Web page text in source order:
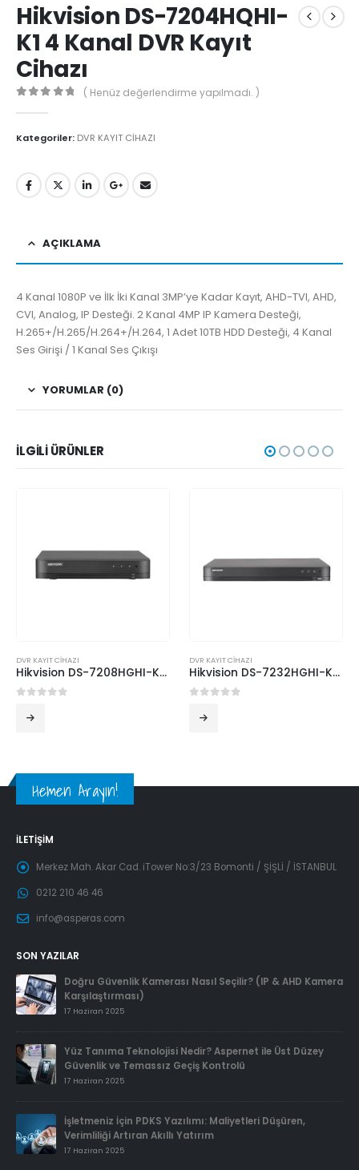
Hikvision DS-7204HQHI-
K1 4 Kanal DVR Kayıt
Cihazı
( Henüz değerlendirme yapılmadı. )
Kategoriler: DVR KAYIT CİHAZI
AÇIKLAMA
4 Kanal 1080P ve İlk İki Kanal 3MP’ye Kadar Kayıt, AHD-TVI, AHD,
CVI, Analog, IP Desteği. 2 Kanal 4MP IP Kamera Desteği,
H.265+/H.265/H.264+/H.264, 1 Adet 10TB HDD Desteği, 4 Kanal
Ses Girişi / 1 Kanal Ses Çıkışı
YORUMLAR (0)
İLGILI ÜRÜNLER
DVR KAYIT CİHAZI
Hikvision DS-7208HGHI-K1 8 Kanal DVR Kayıt Cihazı
DVR KAYIT CİHAZI
Hikvision DS-7232HGHI-K2 32 Kanal DVR Kayıt Cihazı
Hemen Arayın!
İLETIŞIM
Merkez Mah. Akar Cad. iTower No:3/23 Bomonti / ŞİŞLİ / İSTANBUL
0212 210 46 46
info@asperas.com
SON YAZILAR
Doğru Güvenlik Kamerası Nasıl Seçilir? (IP & AHD Kamera
Karşılaştırması)
17 Haziran 2025
Yüz Tanıma Teknolojisi Nedir? Aspernet ile Üst Düzey
Güvenlik ve Temassız Geçiş Kontrolü
17 Haziran 2025
İşletmeniz İçin PDKS Yazılımı: Maliyetleri Düşüren,
Verimliliği Artıran Akıllı Yatırım
17 Haziran 2025